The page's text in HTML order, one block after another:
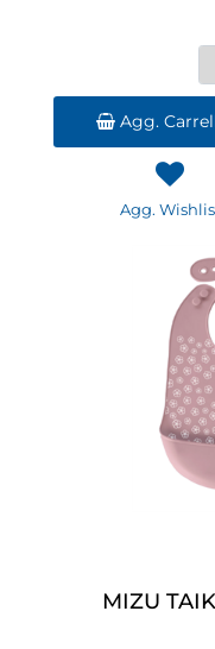
Agg.
Agg.
MIZU